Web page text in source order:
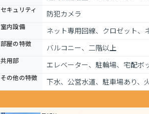
セキュリティ 防犯カメラ
室内設備 ネット専用回線、クロゼット、
部屋の特徴 バルコニー、二階以上
共用部 エレベーター、駐輪場、宅配ボ
その他の特徴
下水、公営水道、駐車場あり、